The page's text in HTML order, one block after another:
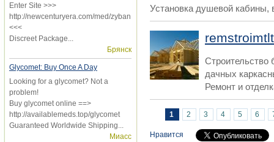
Enter Site >>>
http://newcenturyera.com/med/zyban
<<<
Discreet Package...
Брянск
Glycomet: Buy Once A Day
Looking for a glycomet? Not a
problem!
Buy glycomet online ==>
http://availablemeds.top/glycomet
Guaranteed Worldwide Shipping...
Миасс
Установка душевой кабины,
remstroimtlt
дачных
Ремонт и
Страницы
1 2 3 4 5 6
Нравится